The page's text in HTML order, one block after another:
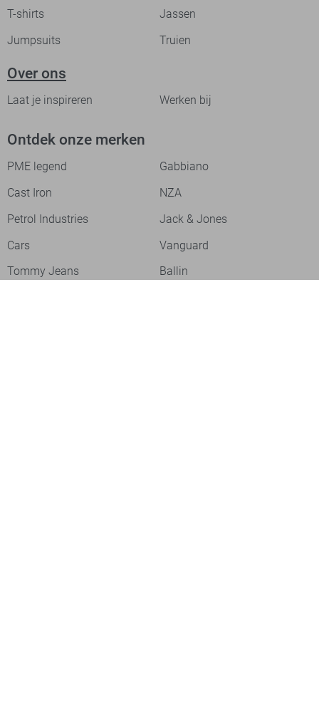
T-shirts
Jassen
Jumpsuits
Truien
Over ons
Laat je inspireren Werken bij
Ontdek onze merken
PME legend
Gabbiano
Cast Iron
NZA
Petrol Industries
Jack & Jones
Cars
Vanguard
Tommy Jeans
Ballin